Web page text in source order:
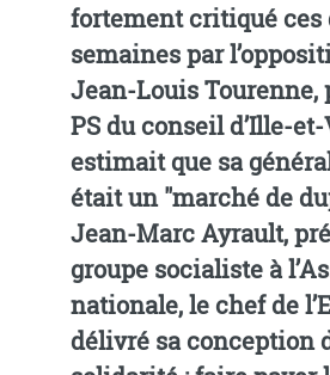
fortement critiqué ces
semaines par
Jean-Louis Tourenne,
PS du conseil d’Ille-
estimait que sa
était un "marché de
Jean-Marc Ayrault,
groupe socialiste à
nationale, le chef de l’Etat a
délivré sa conception